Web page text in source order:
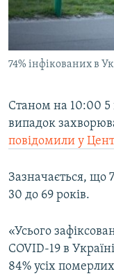
ВІДЕОУРОКИ
УКРАЇНСЬКА
Qırımtatar
74% інфікованих в
Станом на 10:00 5
випадок
повідомили у
Зазначається, що
30 до 69 років.
«Усього
COVID-19 в
84% усіх